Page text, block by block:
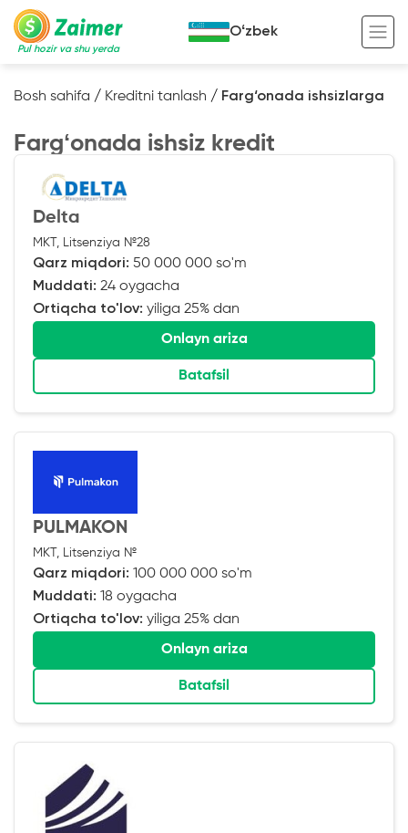
Pul hozir va shu yerda
Ko’chmas mulk garov evaziga kredit
Kredit onlayn
Tadbirkorlar uchun onlayn kredit
O‘zini o‘zi band qilganlar uchun onlayn
kredit
Foydali
Kreditingizning hayotiy tsikli
Kalkulyator
Oʻzbek
Bosh sahifa / Kreditni tanlash / Farg‘onada ishsizlarga
Fargʻonada ishsiz kredit
Delta
MKT, Litsenziya №28
Qarz miqdori: 50 000 000 so'm
Muddati: 24 oygacha
Ortiqcha to'lov: yiliga 25% dan
Onlayn ariza
Batafsil
PULMAKON
MKT, Litsenziya №
Qarz miqdori: 100 000 000 so'm
Muddati: 18 oygacha
Ortiqcha to'lov: yiliga 25% dan
Onlayn ariza
Batafsil